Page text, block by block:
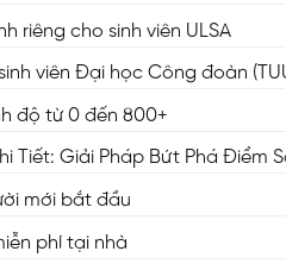
riêng cho sinh viên ULSA
viên Đại học Công đoàn
độ từ 0 đến 800+
Tiết: Giải Pháp Bứt Phá Điểm
mới bắt đầu
phí tại nhà